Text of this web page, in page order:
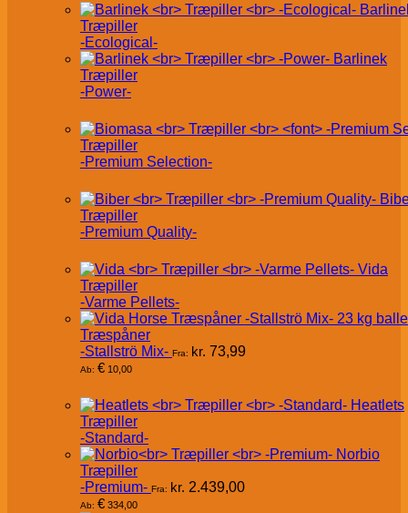
Træpiller
-Ecological-
Barlinek
Træpiller
-Power-
Træpiller
-Premium Selection-
Træpiller
-Premium Quality-
Vida
Træpiller
-Varme Pellets-
Træspåner
-Stallströ Mix- Fra: kr. 73,99
Ab: € 10,00
Heatlets
Træpiller
-Standard-
Norbio
Træpiller
-Premium- Fra: kr. 2.439,00
Ab: € 334,00